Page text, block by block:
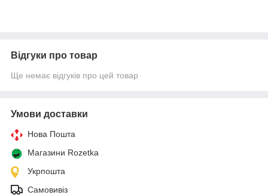
Відгуки про товар
Ще немає відгуків про цей товар
Умови доставки
Нова Пошта
Магазини Rozetka
Укрпошта
Самовивіз